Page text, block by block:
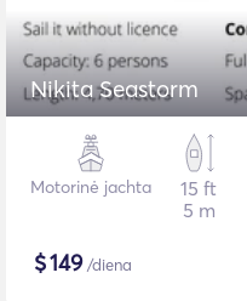
Nikita Seastorm
Motorinė jachta
15 ft
5 m
$149/diena